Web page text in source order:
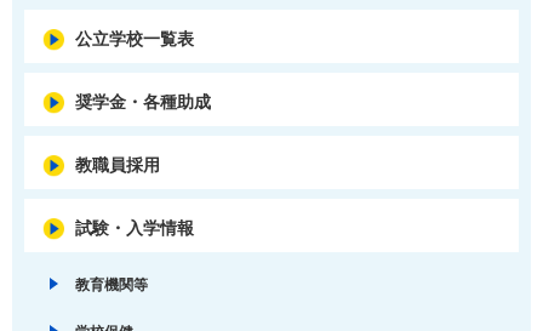
公立学校一覧表
奨学金・各種助成
教職員採用
試験・入学情報
教育機関等